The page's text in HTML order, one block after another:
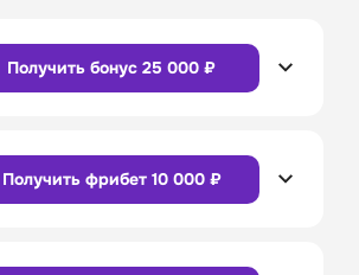
Получить бонус 25 000 ₽
Сайт Приложение
Получить фрибет 10 000 ₽